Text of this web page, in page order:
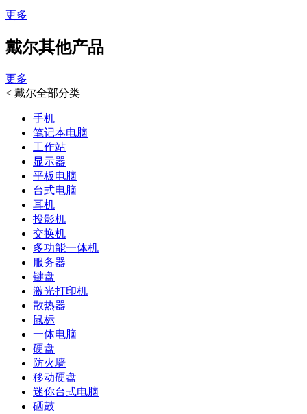
更多
戴尔其他产品
更多
< 戴尔全部分类
手机
笔记本电脑
工作站
显示器
平板电脑
台式电脑
耳机
投影机
交换机
多功能一体机
服务器
键盘
激光打印机
散热器
鼠标
一体电脑
硬盘
防火墙
移动硬盘
迷你台式电脑
硒鼓